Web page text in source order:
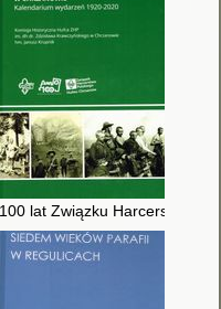
100 lat Związku Harcerstwa